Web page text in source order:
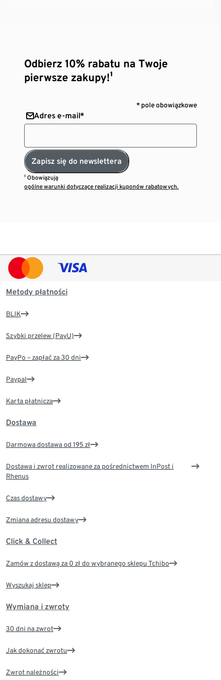
Odbierz 10% rabatu na Twoje
pierwsze zakupy!¹
* pole obowiązkowe
Adres e-mail*
Zapisz się do newslettera
¹ Obowiązują
ogólne warunki dotyczące realizacji kuponów rabatowych.
Metody płatności
BLIK
Szybki przelew (PayU)
PayPo – zapłać za 30 dni
Paypal
Karta płatnicza
Dostawa
Darmowa dostawa od 195 zł
Dostawa i zwrot realizowane za pośrednictwem InPost i
Rhenus
Czas dostawy
Zmiana adresu dostawy
Click & Collect
Zamów z dostawą za 0 zł do wybranego sklepu Tchibo
Wyszukaj sklep
Wymiana i zwroty
30 dni na zwrot
Jak dokonać zwrotu
Zwrot należności